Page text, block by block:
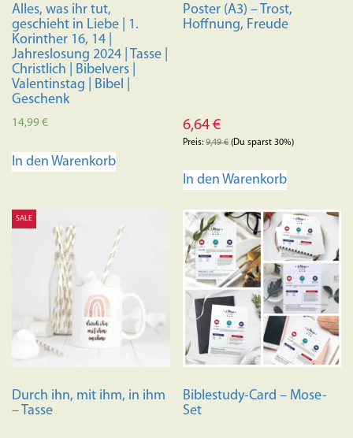
Alles, was ihr tut,
geschieht in Liebe | 1.
Korinther 16, 14 |
Jahreslosung 2024 | Tasse |
Christlich | Bibelvers |
Valentinstag | Bibel |
Geschenk
14,99€
In den Warenkorb
Poster (A3) – Trost,
Hoffnung, Freude
6,64€
Preis:9,49€(Du sparst 30%)
In den Warenkorb
SALE
Durch ihn, mit ihm, in ihm
– Tasse
Biblestudy-Card – Mose-
Set